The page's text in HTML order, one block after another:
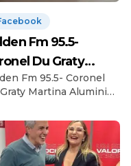
Fm 95.5-
Du Graty
Aluminios De
Galfi
Fm 95.5- Coronel
Martina Aluminios
las mejores
en Aluminio
En Aluminio
nos